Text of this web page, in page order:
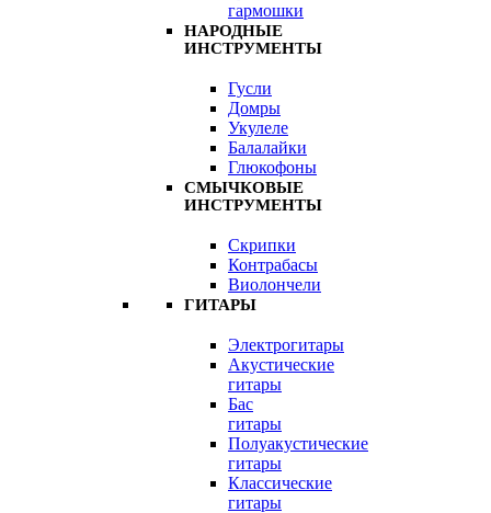
гармошки
НАРОДНЫЕ
ИНСТРУМЕНТЫ
Гусли
Домры
Укулеле
Балалайки
Глюкофоны
СМЫЧКОВЫЕ
ИНСТРУМЕНТЫ
Скрипки
Контрабасы
Виолончели
ГИТАРЫ
Электрогитары
Акустические
гитары
Бас
гитары
Полуакустические
гитары
Классические
гитары